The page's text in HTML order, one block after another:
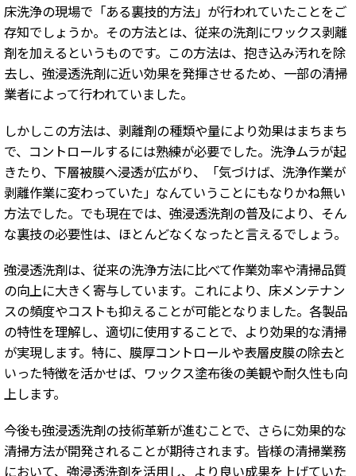
床洗浄の現場で「ある裏技的方法」が行われていたことをご
存知でしょうか。その方法とは、従来の洗剤にワックス剥離
剤を加えるというものです。この方法は、抱き込み汚れを除
去し、強浸透洗剤に近い効果を発揮させるため、一部の清掃
業者によって行われていました。
しかしこの方法は、剥離剤の種類や量により効果はまちまち
で、コントロールするには熟練が必要でした。洗浄ムラが起
きたり、下層被膜へ浸透が広がり、「気づけば、洗浄作業が
剥離作業に変わっていた」なんていうことにもなりかね無い
方法でした。でも現在では、強浸透洗剤の普及により、そん
な裏技の必要性は、ほとんどなくなったと言えるでしょう。
強浸透洗剤は、従来の洗浄方法に比べて作業効率や清掃品質
の向上に大きく寄与しています。これにより、床メンテナン
スの頻度やコストも抑えることが可能となりました。各製品
の特性を理解し、適切に使用することで、より効果的な清掃
が実現します。特に、膜厚コントロールや表層皮膜の除去と
いった特徴を活かせば、ワックス塗布後の美観や耐久性も向
上します。
今後も強浸透洗剤の技術革新が進むことで、さらに効果的な
清掃方法が開発されることが期待されます。皆様の清掃業務
において、強浸透洗剤を活用し、より良い成果を上げていた